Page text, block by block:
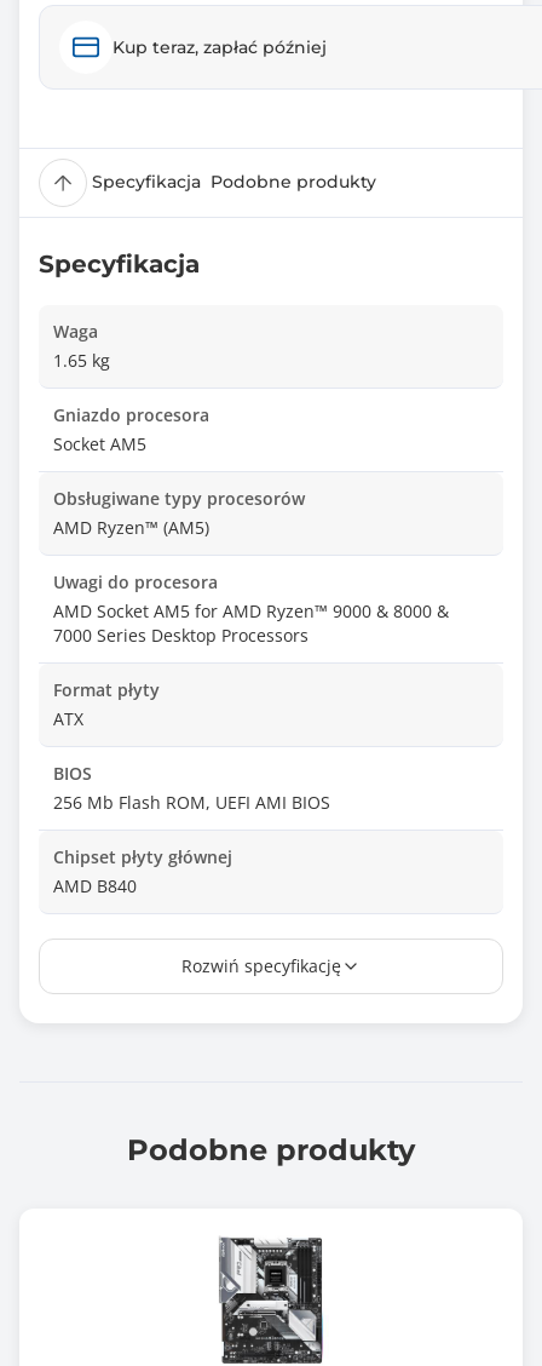
Kup teraz, zapłać później
Specyfikacja Podobne produkty
Specyfikacja
Waga
1.65 kg
Gniazdo procesora
Socket AM5
Obsługiwane typy procesorów
AMD Ryzen™ (AM5)
Uwagi do procesora
AMD Socket AM5 for AMD Ryzen™ 9000 & 8000 &
7000 Series Desktop Processors
Format płyty
ATX
BIOS
256 Mb Flash ROM, UEFI AMI BIOS
Chipset płyty głównej
AMD B840
Ilość złącz pamięci DDR5
Maksymalna wielkość pamięci
Dual Channel
Uwagi do pamięci RAM
ECC and Non-ECC Un-buffered DIMM
Supports AMD Extended Profiles for Overclocking
Rozwiń specyfikację
Podobne produkty